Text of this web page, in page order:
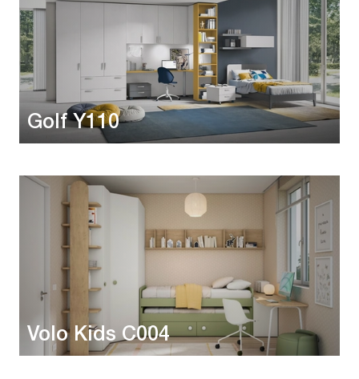
Golf Y110
Volo Kids C004